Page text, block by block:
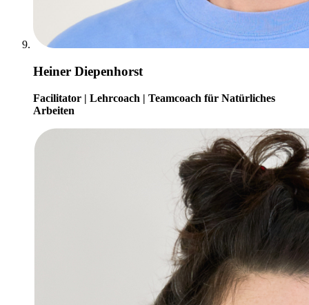
Heiner Diepenhorst
Facilitator | Lehrcoach | Teamcoach für Natürliches
Arbeiten